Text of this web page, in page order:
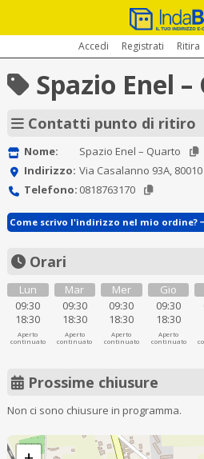
Accedi Registrati Ritira
Spazio Enel
Contatti punto di ritiro
Nome:
Spazio Enel – Quarto
Indirizzo: Via Casalanno 93A,
Telefono: 0818763170
Come scrivo l'indirizzo nel mio ordine?
Orari
Lun
09:30
18:30
Aperto
continuato
Mar
09:30
18:30
Aperto
continuato
Mer
09:30
18:30
Aperto
continuato
Gio
09:30
18:30
Aperto
continuato
Prossime chiusure
Non ci sono chiusure in programma.